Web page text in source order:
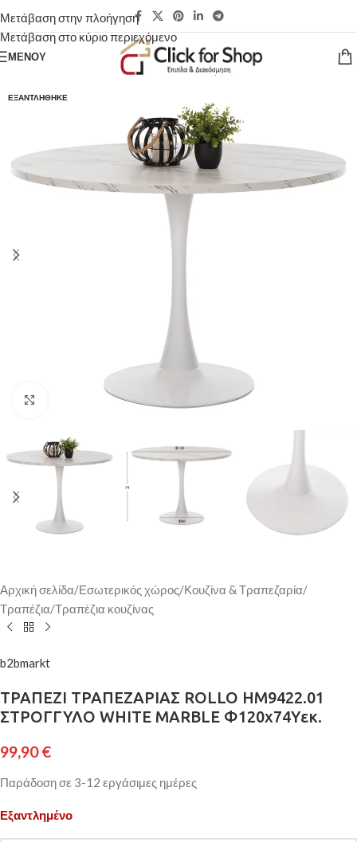
Μετάβαση στην πλοήγηση
Μετάβαση στο κύριο περιεχόμενο
ΜΕΝΟΎ
ΕΞΑΝΤΛΉΘΗΚΕ
Κάντε κλικ για μεγέθυνση
Αρχική σελίδα/Εσωτερικός χώρος/Κουζίνα & Τραπεζαρία/
Τραπέζια/Τραπέζια κουζίνας
b2bmarkt
ΤΡΑΠΕΖΙ ΤΡΑΠΕΖΑΡΙΑΣ ROLLO HM9422.01
ΣΤΡΟΓΓΥΛΟ WHITE MARBLE Φ120x74Yεκ.
99,90€
Παράδοση σε 3-12 εργάσιμες ημέρες
Εξαντλημένο